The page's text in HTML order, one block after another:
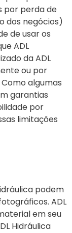
por perda de
dos negócios)
de usar os
ADL
da ADL
ou por
algumas
garantias
por
limitações
podem
ADL
em seu
Hidráulica